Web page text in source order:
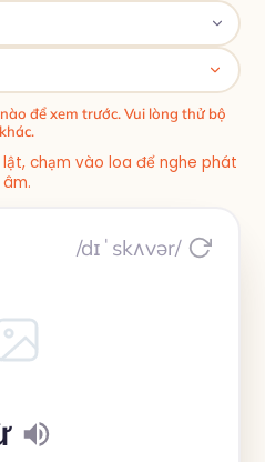
để xem trước. Vui lòng thử bộ
khác.
chạm vào loa để nghe phát
âm.
/dɪˈskʌvər/